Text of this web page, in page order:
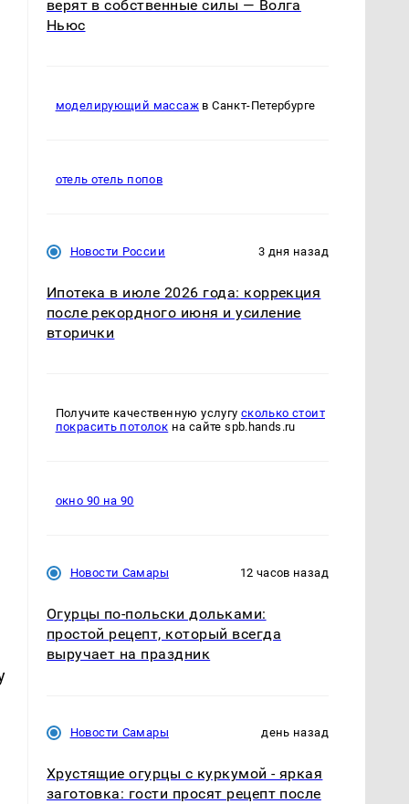
верят в собственные силы — Волга
Ньюс
моделирующий массаж в Санкт-Петербурге
отель отель попов
Новости России 3 дня назад
Ипотека в июле 2026 года: коррекция
после рекордного июня и усиление
вторички
Получите качественную услугу сколько стоит
покрасить потолок на сайте spb.hands.ru
окно 90 на 90
Новости Самары 12 часов назад
Огурцы по‑польски дольками:
простой рецепт, который всегда
выручает на праздник
Новости Самары день назад
Хрустящие огурцы с куркумой - яркая
заготовка: гости просят рецепт после